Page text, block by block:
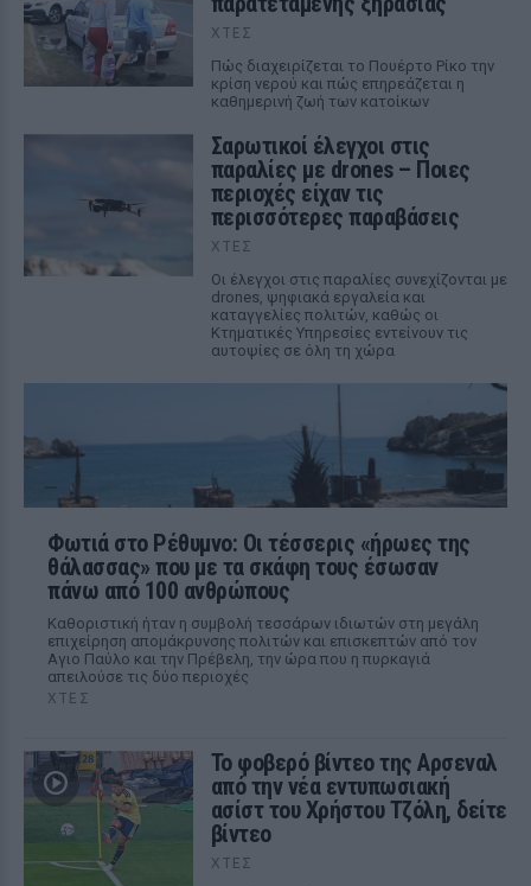
ΧΤΕΣ
Πώς διαχειρίζεται το Πουέρτο Ρίκο την
κρίση νερού και πώς επηρεάζεται η
καθημερινή ζωή των κατοίκων
Σαρωτικοί έλεγχοι στις
παραλίες με drones – Ποιες
περιοχές είχαν τις
περισσότερες παραβάσεις
ΧΤΕΣ
Οι έλεγχοι στις παραλίες συνεχίζονται με
drones, ψηφιακά εργαλεία και
καταγγελίες πολιτών, καθώς οι
Κτηματικές Υπηρεσίες εντείνουν τις
αυτοψίες σε όλη τη χώρα
Φωτιά στο Ρέθυμνο: Οι τέσσερις «ήρωες της
θάλασσας» που με τα σκάφη τους έσωσαν
πάνω από 100 ανθρώπους
Καθοριστική ήταν η συμβολή τεσσάρων ιδιωτών στη μεγάλη
επιχείρηση απομάκρυνσης πολιτών και επισκεπτών από τον
Αγιο Παύλο και την Πρέβελη, την ώρα που η πυρκαγιά
απειλούσε τις δύο περιοχές
ΧΤΕΣ
Το φοβερό βίντεο της Αρσεναλ
από την νέα εντυπωσιακή
ασίστ του Χρήστου Τζόλη, δείτε
βίντεο
ΧΤΕΣ